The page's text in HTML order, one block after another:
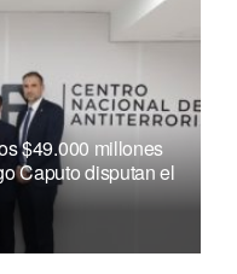
$49.000 millones
Caputo disputan el